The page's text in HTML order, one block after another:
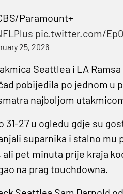
Paramount+
pic.twitter.com/
25, 2026
Seattlea i LA
pobijedila po jednom u
najboljom
31-27 u ogledu gdje su
suparnika i stalno mu
pet minuta prije kraja
na prag touchdowna.